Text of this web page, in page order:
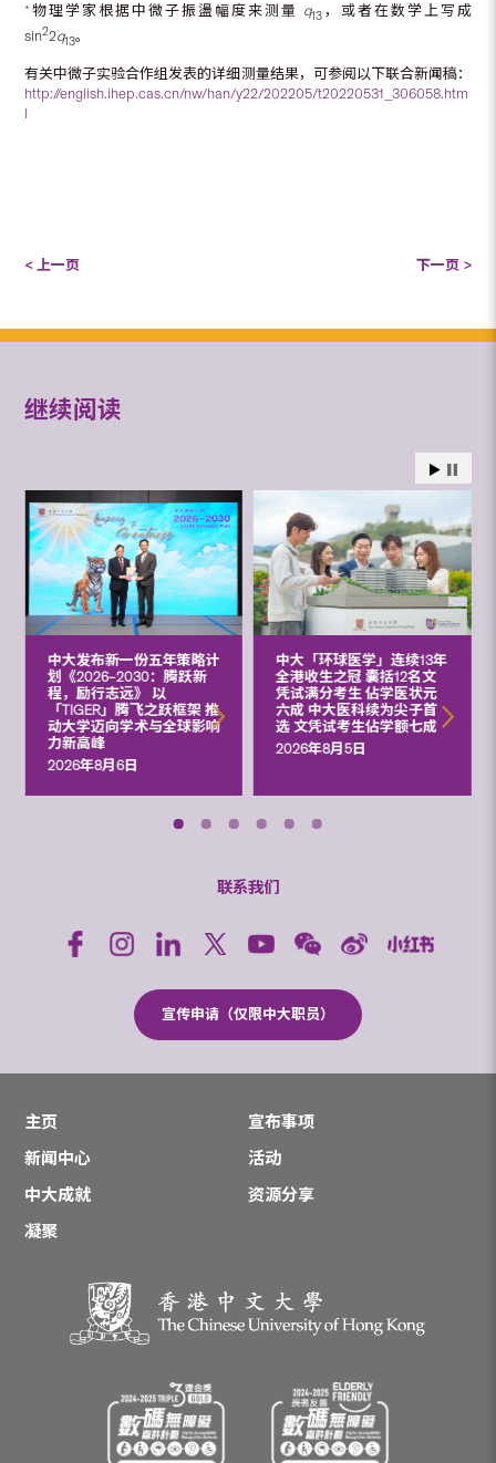
*物理学家根据中微子振盪幅度来测量 q13，或者在数学上写成
sin22q13。
有关中微子实验合作组发表的详细测量结果，可参阅以下联合新闻稿：
http://english.ihep.cas.cn/nw/han/y22/202205/t20220531_306058.htm
l
< 上一页 下一页 >
继续阅读
中大发布新一份五年策略计
划《2026‒2030：腾跃新
程，励行志远》 以
「TIGER」腾飞之跃框架 推
动大学迈向学术与全球影响
力新高峰
2026年8月6日
中大「环球医学」连续13年
全港收生之冠 囊括12名文
凭试满分考生 佔学医状元
六成 中大医科续为尖子首
选 文凭试考生佔学额七成
2026年8月5日
联系我们
宣传申请（仅限中大职员）
主页
宣布事项
新闻中心
活动
中大成就
资源分享
凝聚